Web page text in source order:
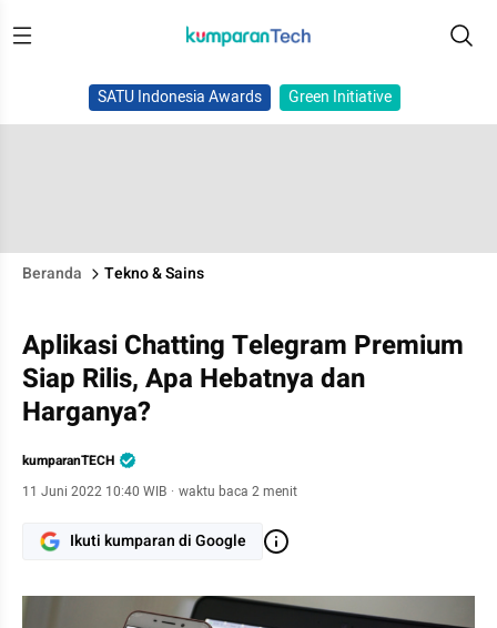
SATU Indonesia Awards Green Initiative
Beranda Tekno & Sains
Aplikasi Chatting Telegram Premium
Siap Rilis, Apa Hebatnya dan
Harganya?
kumparanTECH
11 Juni 2022 10:40 WIB · waktu baca 2 menit
Ikuti kumparan di Google